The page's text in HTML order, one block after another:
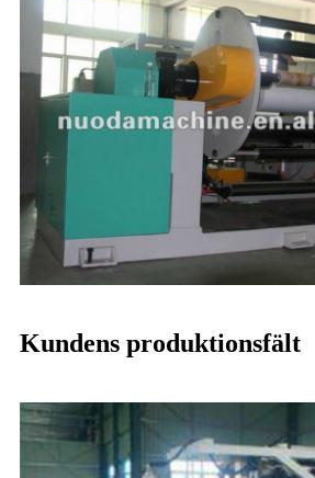
Kundens produktionsfält